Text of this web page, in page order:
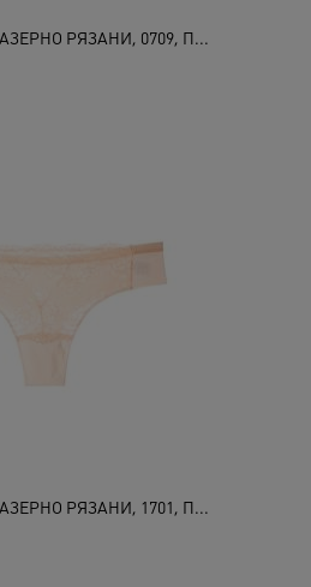
РЯЗАНИ, 0709, П...
РЯЗАНИ, 1701, П...